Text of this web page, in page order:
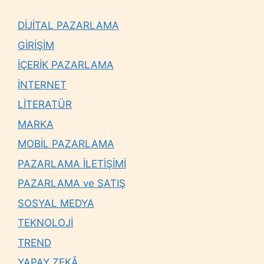
DİJİTAL PAZARLAMA
GİRİŞİM
İÇERİK PAZARLAMA
İNTERNET
LİTERATÜR
MARKA
MOBİL PAZARLAMA
PAZARLAMA İLETİŞİMİ
PAZARLAMA ve SATIŞ
SOSYAL MEDYA
TEKNOLOJİ
TREND